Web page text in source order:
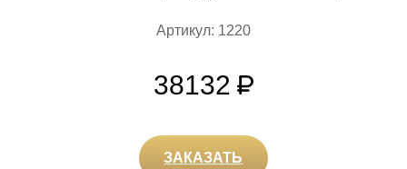
Артикул: 1220
38132
ЗАКАЗАТЬ